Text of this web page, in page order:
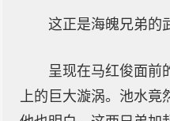
这正是海魄兄弟的
呈现在马红俊面前
上的巨大漩涡。池水竟